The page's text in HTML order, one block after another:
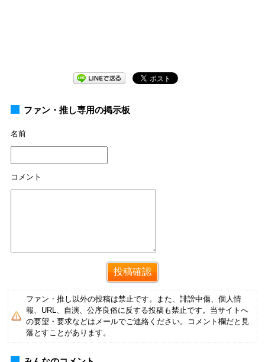
ファン・推し専用の掲示板
名前
コメント
ファン・推し以外の投稿は禁止です。また、誹謗中傷、個人情
報、URL、自演、公序良俗に反する投稿も禁止です。当サイトへ
の要望・要求などはメールでご連絡ください。コメント欄だと見
落とすことがあります。